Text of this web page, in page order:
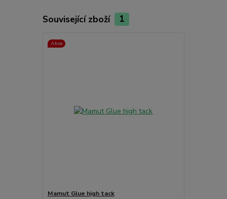
Související zboží 1
Akce
Mamut Glue high tack